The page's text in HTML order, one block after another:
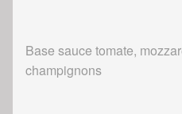
Base sauce tomate,
champignons